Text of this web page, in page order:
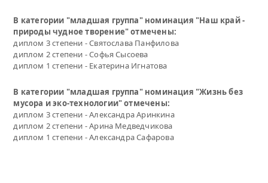
В категории "младшая группа" номинация "Наш край -
природы чудное творение" отмечены:
диплом 3 степени - Святослава Панфилова
диплом 2 степени - Софья Сысоева
диплом 1 степени - Екатерина Игнатова
В категории "младшая группа" номинация "Жизнь без
мусора и эко-технологии" отмечены:
диплом 3 степени - Александра Аринкина
диплом 2 степени - Арина Медведчикова
диплом 1 степени - Александра Сафарова